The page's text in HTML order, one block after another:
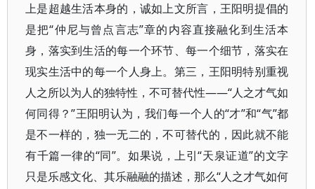
上是超越生活本身的，诚如上文所言，王阳明提倡的
是把“仲尼与曾点言志”章的内容直接融化到生活本
身，落实到生活的每一个环节、每一个细节，落实在
现实生活中的每一个人身上。第三，王阳明特别重视
人之所以为人的独特性，不可替代性——“人之才气如
何同得？”王阳明认为，我们每一个人的“才”和“气”都
是不一样的，独一无二的，不可替代的，因此就不能
有千篇一律的“同”。如果说，上引“天泉证道”的文字
只是乐感文化、其乐融融的描述，那么“人之才气如何